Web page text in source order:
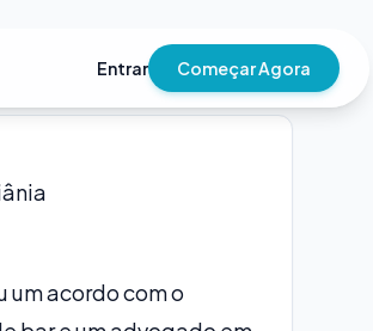
Entrar Começar Agora
um acordo com o